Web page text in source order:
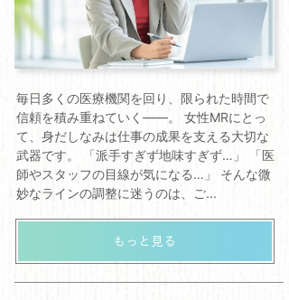
毎日多くの医療機関を回り、限られた時間で
信頼を積み重ねていく——。 女性MRにとっ
て、身だしなみは仕事の成果を支える大切な
武器です。 「派手すぎず地味すぎず…」 「医
師やスタッフの目線が気になる…」 そんな微
妙なラインの調整に迷うのは、ご...